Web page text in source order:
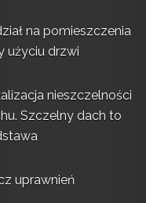
na pomieszczenia
użyciu drzwi
nieszczelności
Szczelny dach to
uprawnień